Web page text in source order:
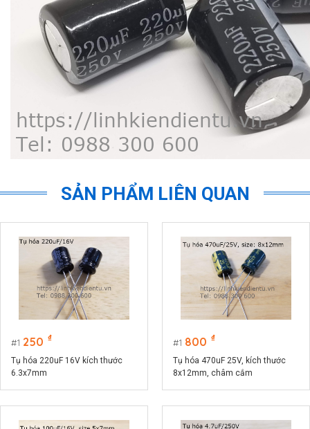
SẢN PHẨM LIÊN QUAN
1 250 ₫
Tụ hóa 220uF 16V kích thước
6.3x7mm
1 800 ₫
Tụ hóa 470uF 25V, kích thước
8x12mm, châm cắm